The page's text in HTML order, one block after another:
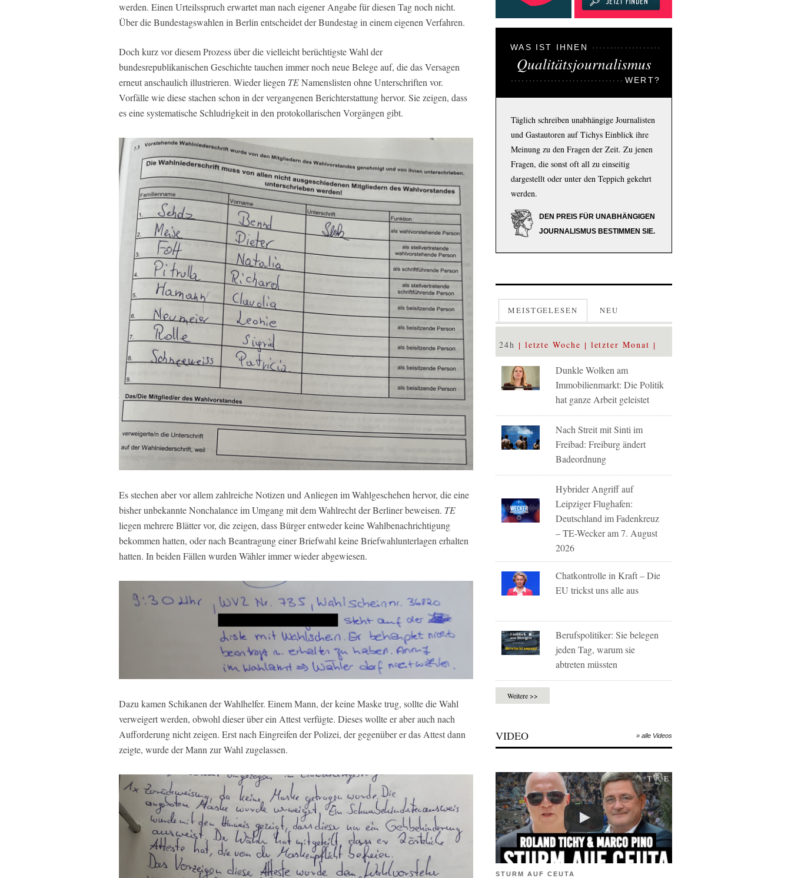
werden. Einen Urteilsspruch erwartet man nach eigener Angabe für diesen Tag noch nicht.
Über die Bundestagswahlen in Berlin entscheidet der Bundestag in einem eigenen Verfahren.
Doch kurz vor diesem Prozess über die vielleicht berüchtigste Wahl der
bundesrepublikanischen Geschichte tauchen immer noch neue Belege auf, die das Versagen
erneut anschaulich illustrieren. Wieder liegen TENamenslisten ohne Unterschriften vor.
Vorfälle wie diese stachen schon in der vergangenen Berichterstattung hervor. Sie zeigen, dass
es eine systematische Schludrigkeit in den protokollarischen Vorgängen gibt.
Es stechen aber vor allem zahlreiche Notizen und Anliegen im Wahlgeschehen hervor, die eine
bisher unbekannte Nonchalance im Umgang mit dem Wahlrecht der Berliner beweisen. TE
liegen mehrere Blätter vor, die zeigen, dass Bürger entweder keine Wahlbenachrichtigung
bekommen hatten, oder nach Beantragung einer Briefwahl keine Briefwahlunterlagen erhalten
hatten. In beiden Fällen wurden Wähler immer wieder abgewiesen.
Dazu kamen Schikanen der Wahlhelfer. Einem Mann, der keine Maske trug, sollte die Wahl
verweigert werden, obwohl dieser über ein Attest verfügte. Dieses wollte er aber auch nach
Aufforderung nicht zeigen. Erst nach Eingreifen der Polizei, der gegenüber er das Attest dann
zeigte, wurde der Mann zur Wahl zugelassen.
WAS IST IHNEN
Qualitätsjournalismus
WERT?
Täglich schreiben unabhängige Journalisten
und Gastautoren auf Tichys Einblick ihre
Meinung zu den Fragen der Zeit. Zu jenen
Fragen, die sonst oft all zu einseitig
dargestellt oder unter den Teppich gekehrt
werden.
DEN PREIS FÜR UNABHÄNGIGEN
JOURNALISMUS BESTIMMEN SIE.
MEISTGELESEN NEU
24h letzte Woche letzter Monat
Dunkle Wolken am
Immobilienmarkt: Die Politik
hat ganze Arbeit geleistet
Nach Streit mit Sinti im
Freibad: Freiburg ändert
Badeordnung
Hybrider Angriff auf
Leipziger Flughafen:
Deutschland im Fadenkreuz
– TE-Wecker am 7. August
2026
Chatkontrolle in Kraft – Die
EU trickst uns alle aus
Berufspolitiker: Sie belegen
jeden Tag, warum sie
abtreten müssten
Weitere >>
VIDEO » alle Videos
STURM AUF CEUTA